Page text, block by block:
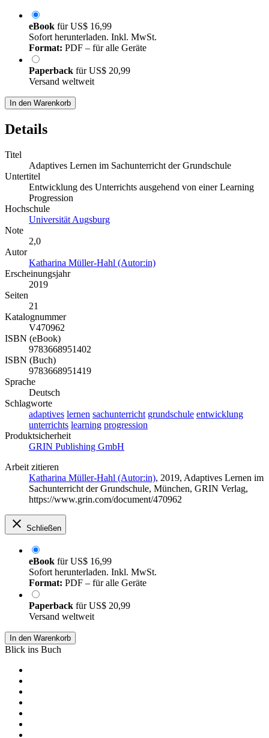
eBook fürUS$ 16,99
Sofort herunterladen. Inkl. MwSt.
Format: PDF – für alle Geräte
Paperback fürUS$ 20,99
Versand weltweit
In den Warenkorb
Details
Titel
Adaptives Lernen im Sachunterricht der Grundschule
Untertitel
Entwicklung des Unterrichts ausgehend von einer Learning
Progression
Hochschule
Universität Augsburg
Note
2,0
Autor
Katharina Müller-Hahl (Autor:in)
Erscheinungsjahr
2019
Seiten
21
Katalognummer
V470962
ISBN (eBook)
9783668951402
ISBN (Buch)
9783668951419
Sprache
Deutsch
Schlagworte
adaptives lernen sachunterricht grundschule entwicklung
unterrichts learning progression
Produktsicherheit
GRIN Publishing GmbH
Arbeit zitieren
Katharina Müller-Hahl (Autor:in), 2019, Adaptives Lernen im
Sachunterricht der Grundschule, München, GRIN Verlag,
https://www.grin.com/document/470962
Schließen
eBook fürUS$ 16,99
Sofort herunterladen. Inkl. MwSt.
Format: PDF – für alle Geräte
Paperback fürUS$ 20,99
Versand weltweit
In den Warenkorb
Blick ins Buch